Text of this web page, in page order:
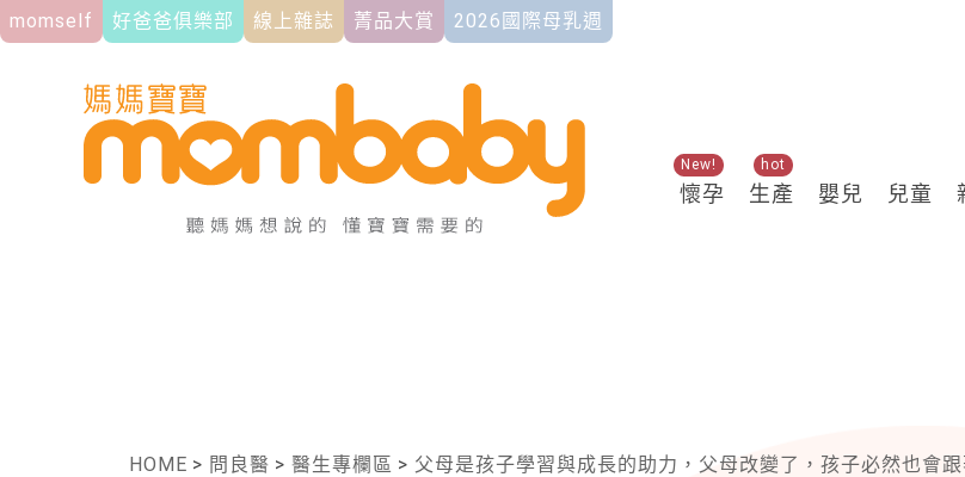
momself 好爸爸俱樂部 線上雜誌 菁品大賞 2026國際母乳週
懷孕
New!
生產
hot
嬰兒 兒童
HOME > 問良醫 > 醫生專欄區 > 父母是孩子學習與成長的助力，父母改變了，孩子必然也會跟